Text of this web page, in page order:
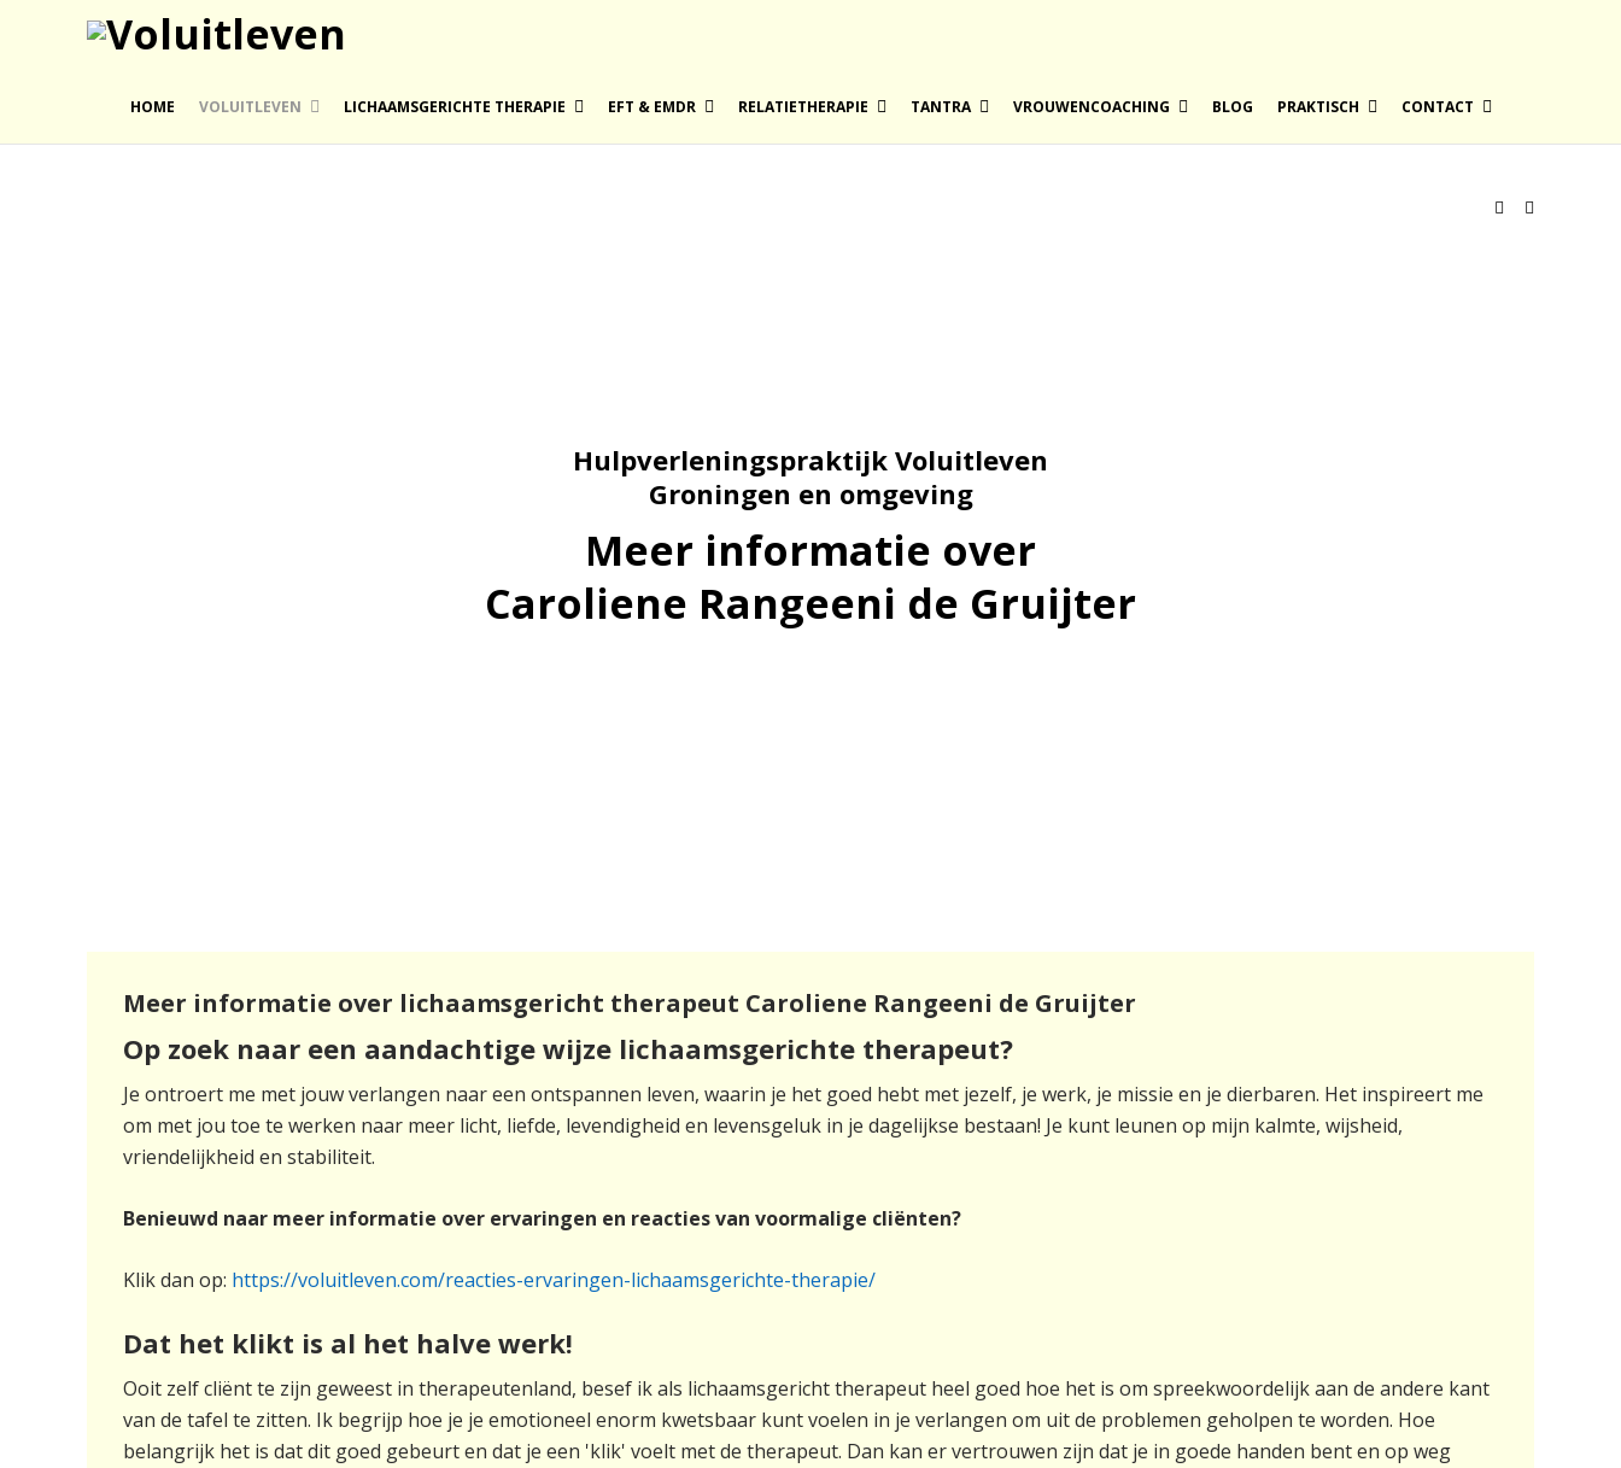
HOME VOLUITLEVEN LICHAAMSGERICHTE THERAPIE EFT & EMDR RELATIETHERAPIE TANTRA VROUWENCOACHING BLOG PRAKTISCH CONTACT
Hulpverleningspraktijk Voluitleven
Groningen en omgeving
Meer informatie over
Caroliene Rangeeni de Gruijter
Meer informatie over lichaamsgericht therapeut Caroliene Rangeeni de Gruijter
Op zoek naar een aandachtige wijze lichaamsgerichte therapeut?
Je ontroert me met jouw verlangen naar een ontspannen leven, waarin je het goed hebt met jezelf, je werk, je missie en je dierbaren. Het inspireert me
om met jou toe te werken naar meer licht, liefde, levendigheid en levensgeluk in je dagelijkse bestaan! Je kunt leunen op mijn kalmte, wijsheid,
vriendelijkheid en stabiliteit.
Benieuwd naar meer informatie over ervaringen en reacties van voormalige cliënten?
Klik dan op: https://voluitleven.com/reacties-ervaringen-lichaamsgerichte-therapie/
Dat het klikt is al het halve werk!
Ooit zelf cliënt te zijn geweest in therapeutenland, besef ik als lichaamsgericht therapeut heel goed hoe het is om spreekwoordelijk aan de andere kant
van de tafel te zitten. Ik begrijp hoe je je emotioneel enorm kwetsbaar kunt voelen in je verlangen om uit de problemen geholpen te worden. Hoe
belangrijk het is dat dit goed gebeurt en dat je een 'klik' voelt met de therapeut. Dan kan er vertrouwen zijn dat je in goede handen bent en op weg